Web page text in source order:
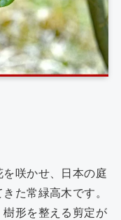
咲かせ、日本の庭
た常緑高木です。
形を整える剪定が